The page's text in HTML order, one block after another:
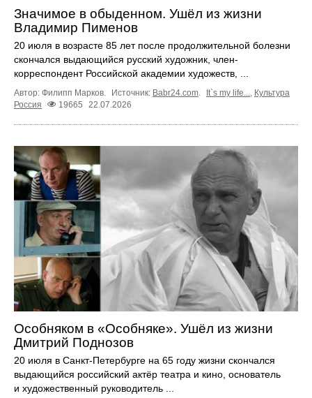
Значимое в обыденном. Ушёл из жизни
Владимир Пименов
20 июля в возрасте 85 лет после продолжительной болезни
скончался выдающийся русский художник, член-
корреспондент Российской академии художеств, ...
Автор: Филипп Марков. Источник: Babr24.com. It`s my life..., Культура
Россия
19665 22.07.2026
Особняком в «Особняке». Ушёл из жизни
Дмитрий Поднозов
20 июля в Санкт-Петербурге на 65 году жизни скончался
выдающийся российский актёр театра и кино, основатель
и художественный руководитель ...